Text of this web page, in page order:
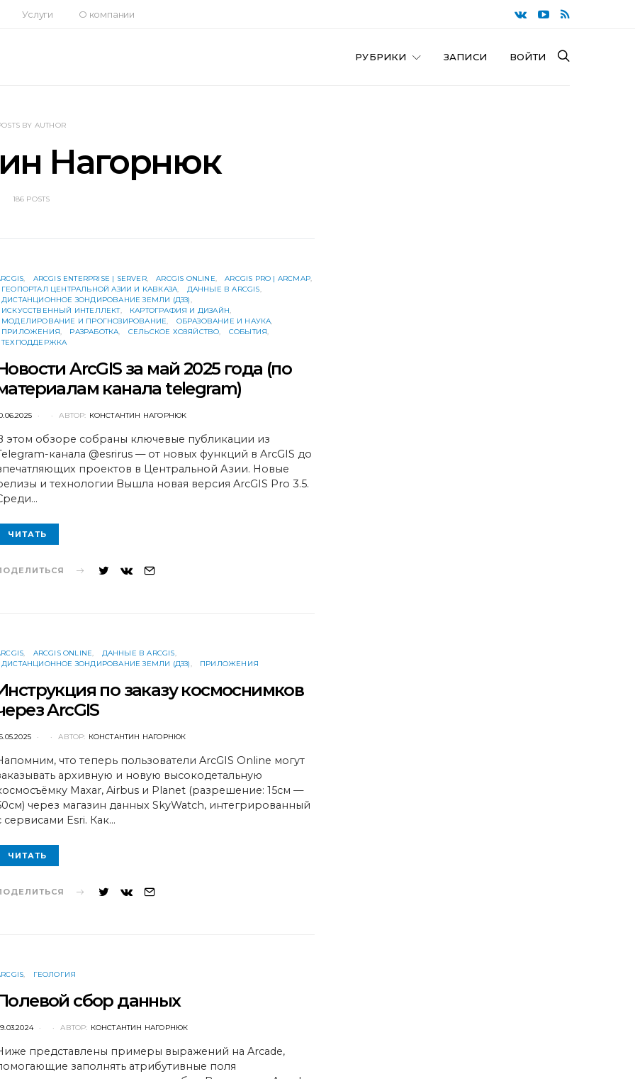
Услуги О компании
РУБРИКИ ЗАПИСИ ВОЙТИ
BY AUTHOR
Нагорнюк
186 POSTS
ARCGIS ENTERPRISE | SERVER ARCGIS ONLINE
ARCGIS PRO | ARCMAP
ГЕОПОРТАЛ ЦЕНТРАЛЬНОЙ АЗИИ И КАВКАЗА
ДАННЫЕ В ARCGIS
ДИСТАНЦИОННОЕ ЗОНДИРОВАНИЕ ЗЕМЛИ (ДЗЗ)
ИСКУССТВЕННЫЙ ИНТЕЛЛЕКТ
КАРТОГРАФИЯ И ДИЗАЙН
МОДЕЛИРОВАНИЕ И ПРОГНОЗИРОВАНИЕ
ОБРАЗОВАНИЕ И НАУКА
ПРИЛОЖЕНИЯ
РАЗРАБОТКА СЕЛЬСКОЕ ХОЗЯЙСТВО
СОБЫТИЯ
ТЕХПОДДЕРЖКА
ArcGIS за май 2025 года (по
канала telegram)
АВТОР: КОНСТАНТИН НАГОРНЮК
этом обзоре собраны ключевые публикации из
канала @esrirus — от новых функций в ArcGIS до
проектов в Центральной Азии. Новые
и технологии Вышла новая версия ArcGIS Pro 3.5.
ЧИТАТЬ
ARCGIS ONLINE
ДАННЫЕ В ARCGIS
ДИСТАНЦИОННОЕ ЗОНДИРОВАНИЕ ЗЕМЛИ (ДЗЗ)
ПРИЛОЖЕНИЯ
по заказу космоснимков
ArcGIS
АВТОР: КОНСТАНТИН НАГОРНЮК
что теперь пользователи ArcGIS Online могут
архивную и новую высокодетальную
Maxar, Airbus и Planet (разрешение: 15см —
через магазин данных SkyWatch, интегрированный
сервисами Esri. Как…
ЧИТАТЬ
ГЕОЛОГИЯ
сбор данных
АВТОР: КОНСТАНТИН НАГОРНЮК
представлены примеры выражений на Arcade,
заполнять атрибутивные поля